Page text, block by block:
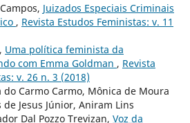
Juizados Especiais Criminais
, Revista Estudos Feministas: v. 11
Uma política feminista da
com Emma Goldman , Revista
v. 26 n. 3 (2018)
do Carmo Carmo, Mônica de Moura
Jesus Júnior, Aniram Lins
Dal Pozzo Trevizan, Voz da